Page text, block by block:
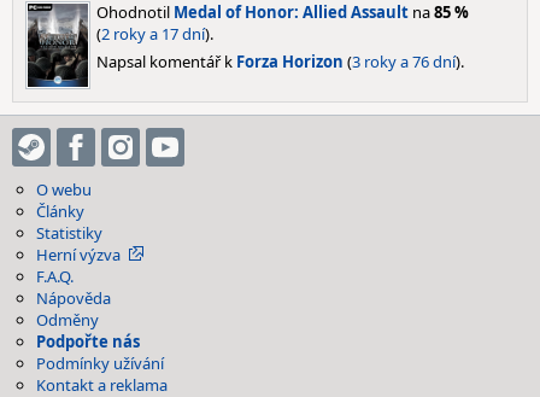
Ohodnotil Medal of Honor: Allied Assault na85 %
(2 roky a 17 dní).
Napsal komentář k Forza Horizon (3 roky a 76 dní).
O webu
Články
Statistiky
Herní výzva
F.A.Q.
Nápověda
Odměny
Podpořte nás
Podmínky užívání
Kontakt a reklama